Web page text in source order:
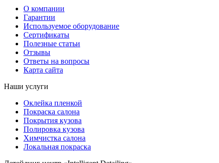
О компании
Гарантии
Используемое оборудование
Сертификаты
Полезные статьи
Отзывы
Ответы на вопросы
Карта сайта
Наши услуги
Оклейка пленкой
Покраска салона
Покрытия кузова
Полировка кузова
Химчистка салона
Локальная покраска